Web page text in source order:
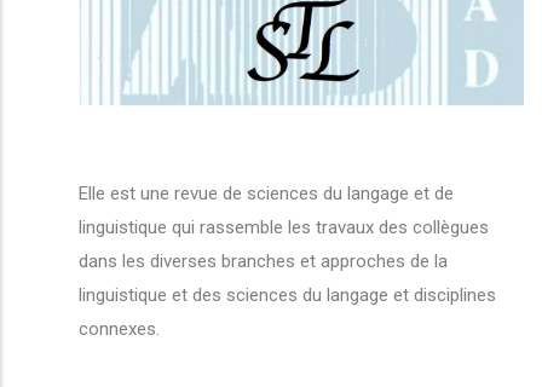
Elle est une revue de sciences du langage et de
linguistique qui rassemble les travaux des collègues
dans les diverses branches et approches de la
linguistique et des sciences du langage et disciplines
connexes.